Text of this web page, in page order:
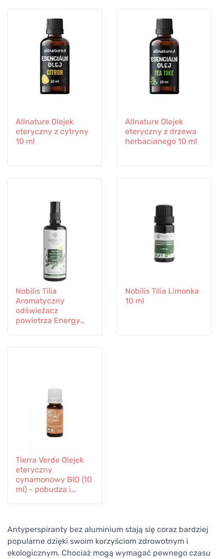
Allnature Olejek
eteryczny z cytryny
10 ml
Allnature Olejek
eteryczny z drzewa
herbacianego 10 ml
Nobilis Tilia
Aromatyczny
odświeżacz
powietrza Energy
Nobilis Tilia Limonka
10 ml
Tierra Verde Olejek
eteryczny
cynamonowy BIO (10
ml) - pobudza i
Antyperspiranty bez aluminium stają się coraz bardziej
popularne dzięki swoim korzyściom zdrowotnym i
ekologicznym. Chociaż mogą wymagać pewnego czasu